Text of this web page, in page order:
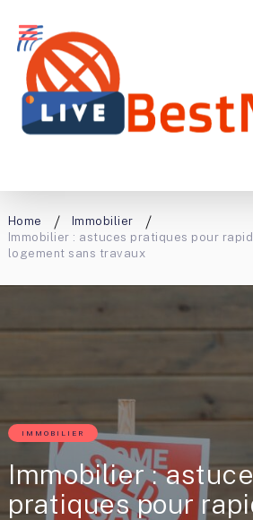
Home
Immobilier
Immobilier : astuces pratiques pour
logement sans travaux
IMMOBILIER
Immobilier :
pratiques pour